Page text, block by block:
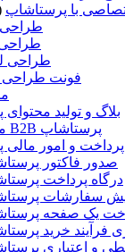
با پرستاشاپ
طراحی
طراحی
طراحی
فونت
بلاگ و تولید
ماژول های B2B پرستاشاپ
پرداخت و امور مالی
صدور فاکتور
درگاه پرداخت
سفارشات
یک صفحه
فرآیند خرید
و اعتباری